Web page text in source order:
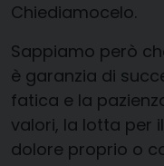
Chiediamocelo.
Sappiamo però
è garanzia di
fatica e la
valori, la lotta per
dolore proprio o